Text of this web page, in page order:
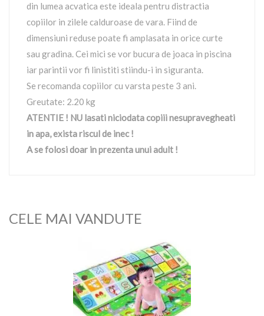
din lumea acvatica este ideala pentru distractia
copiilor in zilele calduroase de vara. Fiind de
dimensiuni reduse poate fi amplasata in orice curte
sau gradina. Cei mici se vor bucura de joaca in piscina
iar parintii vor fi linistiti stiindu-i in siguranta.
Se recomanda copiilor cu varsta peste 3 ani.
Greutate: 2.20 kg
ATENTIE ! NU lasati niciodata copiii nesupravegheati
in apa, exista riscul de inec !
A se folosi doar in prezenta unui adult !
CELE MAI VANDUTE